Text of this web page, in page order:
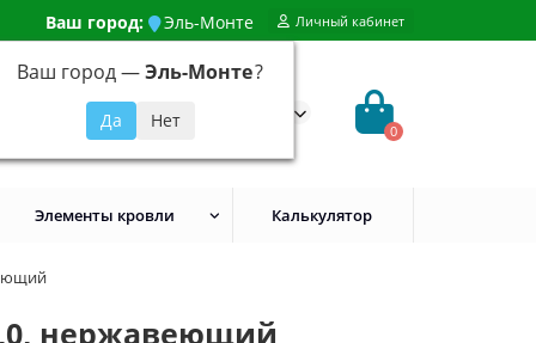
Ваш город: Эль-Монте
Ваш город —Эль-Монте?
Личный кабинет
648-92-94
0
Элементы кровли Калькулятор
нержавеющий